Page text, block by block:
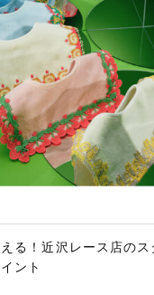
る！近沢レース店のス
ント